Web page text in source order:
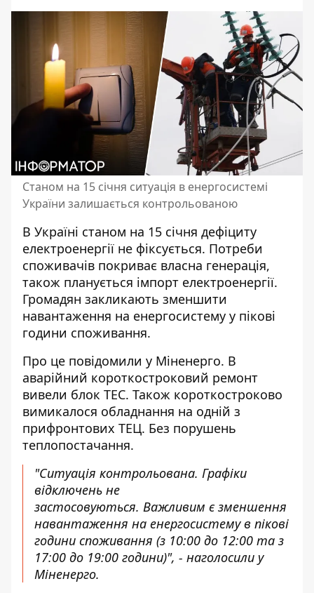
Станом на 15 січня ситуація в енергосистемі
України залишається контрольованою
В Україні станом на 15 січня дефіциту
електроенергії не фіксується. Потреби
споживачів покриває власна генерація,
також планується імпорт електроенергії.
Громадян закликають зменшити
навантаження на енергосистему у пікові
години споживання.
Про це повідомили у Міненерго. В
аварійний короткостроковий ремонт
вивели блок ТЕС. Також короткостроково
вимикалося обладнання на одній з
прифронтових ТЕЦ. Без порушень
теплопостачання.
"Ситуація контрольована. Графіки
відключень не
застосовуються. Важливим є зменшення
навантаження на енергосистему в пікові
години споживання (з 10:00 до 12:00 та з
17:00 до 19:00 години)", - наголосили у
Міненерго.